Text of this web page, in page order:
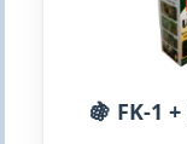
🍇 FK-1